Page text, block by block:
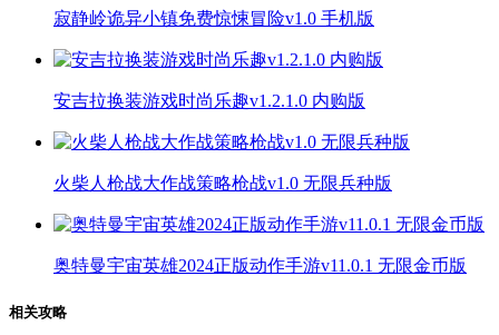
寂静岭诡异小镇免费惊悚冒险v1.0 手机版
安吉拉换装游戏时尚乐趣v1.2.1.0 内购版
火柴人枪战大作战策略枪战v1.0 无限兵种版
奥特曼宇宙英雄2024正版动作手游v11.0.1 无限金币版
相关攻略